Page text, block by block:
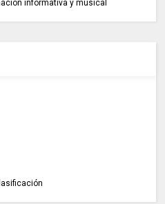
informativa y musical